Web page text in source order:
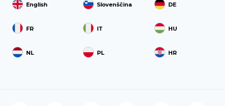
English Slovenščina DE
FR IT HU
NL PL HR